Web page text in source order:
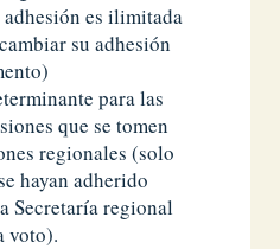
es ilimitada
su adhesión
para las
que se tomen
regionales (solo
hayan adherido
Secretaría regional
voto).